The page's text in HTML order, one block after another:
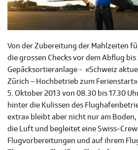
Von der Zubereitung der Mahlzeiten
die grossen Checks vor dem Abflug
Gepäcksortieranlage - «Schweiz
Zürich – Hochbetrieb zum Ferienstart»
5. Oktober 2013 von 08.30 bis 17.30
hinter die Kulissen des
extra» bleibt aber nicht nur am
die Luft und begleitet eine Swiss-
Flugvorbereitungen und auf ihrem